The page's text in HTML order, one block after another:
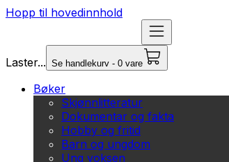
Hopp til hovedinnhold
Laster... Se handlekurv - 0 vare
Bøker
Skjønnlitteratur
Dokumentar og fakta
Hobby og fritid
Barn og ungdom
Ung voksen